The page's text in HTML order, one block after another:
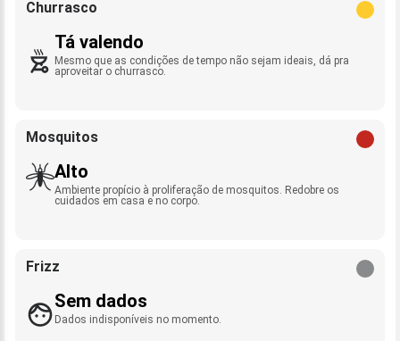
Churrasco
Tá valendo
Mesmo que as condições de tempo não sejam ideais, dá pra
aproveitar o churrasco.
Mosquitos
Alto
Ambiente propício à proliferação de mosquitos. Redobre os
cuidados em casa e no corpo.
Frizz
Sem dados
Dados indisponíveis no momento.